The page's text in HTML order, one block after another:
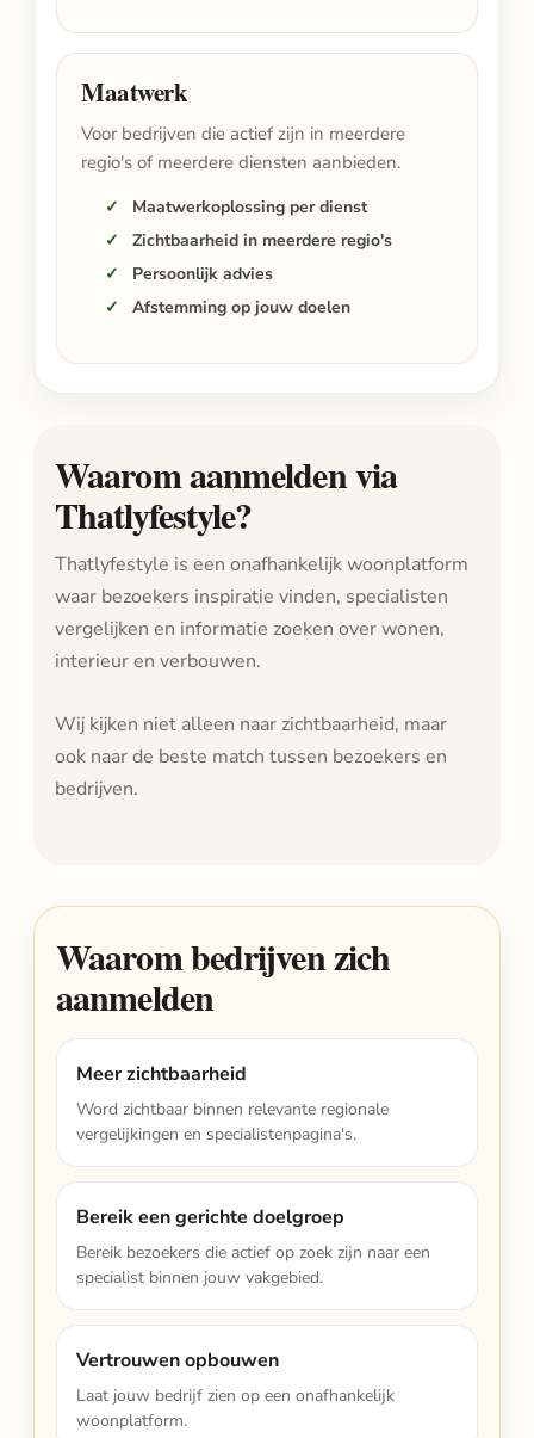
Maatwerk
Voor bedrijven die actief zijn in meerdere
regio's of meerdere diensten aanbieden.
Maatwerkoplossing per dienst
Zichtbaarheid in meerdere regio's
Persoonlijk advies
Afstemming op jouw doelen
Waarom aanmelden via
Thatlyfestyle?
Thatlyfestyle is een onafhankelijk woonplatform
waar bezoekers inspiratie vinden, specialisten
vergelijken en informatie zoeken over wonen,
interieur en verbouwen.
Wij kijken niet alleen naar zichtbaarheid, maar
ook naar de beste match tussen bezoekers en
bedrijven.
Waarom bedrijven zich
aanmelden
Meer zichtbaarheid
Word zichtbaar binnen relevante regionale
vergelijkingen en specialistenpagina's.
Bereik een gerichte doelgroep
Bereik bezoekers die actief op zoek zijn naar een
specialist binnen jouw vakgebied.
Vertrouwen opbouwen
Laat jouw bedrijf zien op een onafhankelijk
woonplatform.